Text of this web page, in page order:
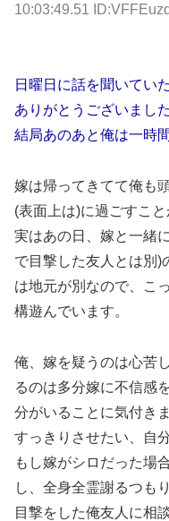
10:03:49.51
日曜日に話を聞いてい
ありがとうございました
結局あのあと俺は一時
嫁は帰ってきてて俺も
(表面上は)に過ごすこと
実はあの日、嫁と一緒
で目撃した友人とは別)
は地元が別なので、こ
構遊んでいます。
俺、嫁を疑うのは心苦
るのは多分嫁に不信感
分がいることに気付きま
すっきりさせたい、自
もし嫁がシロだった場
し、全身全霊謝るつも
目撃をした俺友人に相